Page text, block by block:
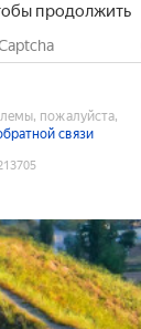
продолжить
пожалуйста,
связи